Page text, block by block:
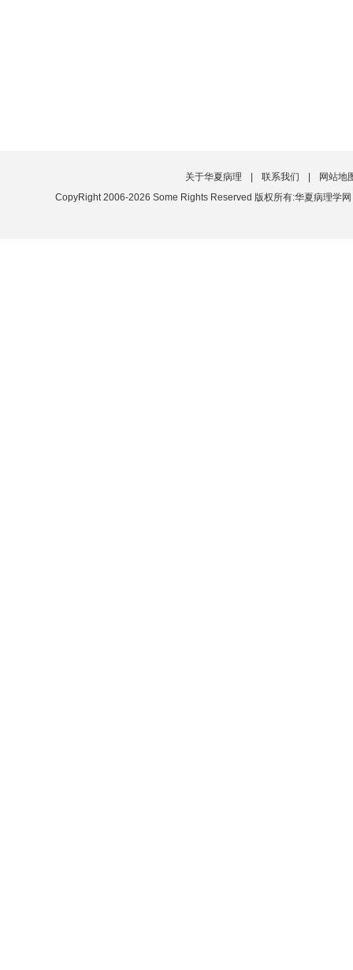
关于华夏病理 联系我们
网站地
CopyRight 2006-2026 Some Rights Reserved 版权所有:华夏病理学